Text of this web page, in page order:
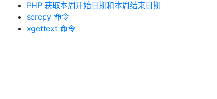
PHP 获取本周开始日期和本周结束日期
scrcpy 命令
xgettext 命令